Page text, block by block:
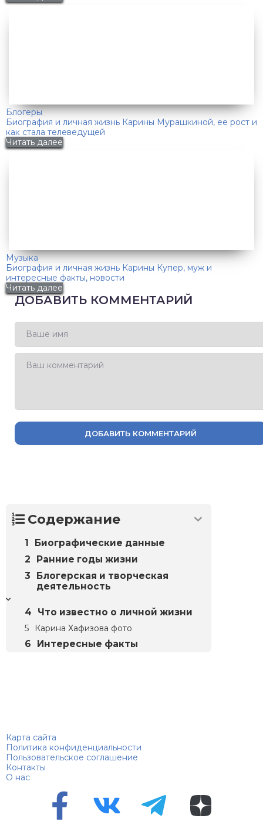
Блогеры
Биография и личная жизнь Карины Мурашкиной, ее рост и
как стала телеведущей
Читать далее
Музыка
Биография и личная жизнь Карины Купер, муж и
интересные факты, новости
Читать далее
ДОБАВИТЬ КОММЕНТАРИЙ
ДОБАВИТЬ КОММЕНТАРИЙ
Содержание
Биографические данные
Ранние годы жизни
Блогерская и творческая
деятельность
Что известно о личной жизни
Карина Хафизова фото
Интересные факты
Карта сайта
Политика конфиденциальности
Пользовательское соглашение
Контакты
О нас